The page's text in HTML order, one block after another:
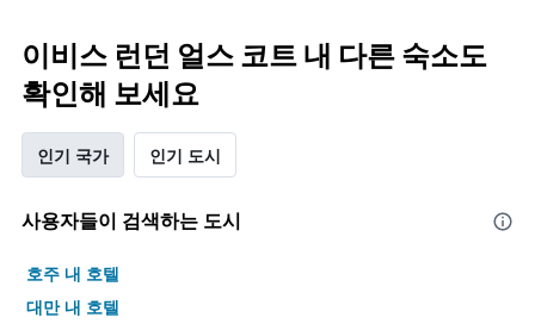
이비스 런던 얼스 코트 내 다른 숙소도
확인해 보세요
인기 국가 인기 도시
사용자들이 검색하는 도시
호주 내 호텔
대만 내 호텔